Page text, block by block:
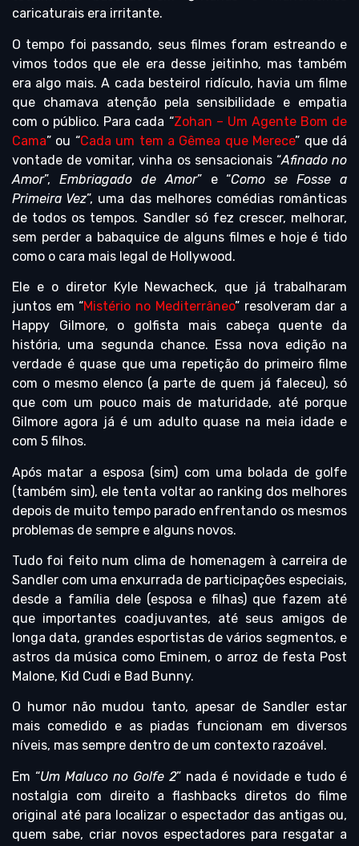
caricaturais era irritante.
O tempo foi passando, seus filmes foram estreando e
vimos todos que ele era desse jeitinho, mas também
era algo mais. A cada besteirol ridículo, havia um filme
que chamava atenção pela sensibilidade e empatia
com o público. Para cada “Zohan – Um Agente Bom de
Cama” ou “Cada um tem a Gêmea que Merece” que dá
vontade de vomitar, vinha os sensacionais “Afinado no
Amor”, Embriagado de Amor” e “Como se Fosse a
Primeira Vez”, uma das melhores comédias românticas
de todos os tempos. Sandler só fez crescer, melhorar,
sem perder a babaquice de alguns filmes e hoje é tido
como o cara mais legal de Hollywood.
Ele e o diretor Kyle Newacheck, que já trabalharam
juntos em “Mistério no Mediterrâneo” resolveram dar a
Happy Gilmore, o golfista mais cabeça quente da
história, uma segunda chance. Essa nova edição na
verdade é quase que uma repetição do primeiro filme
com o mesmo elenco (a parte de quem já faleceu), só
que com um pouco mais de maturidade, até porque
Gilmore agora já é um adulto quase na meia idade e
com 5 filhos.
Após matar a esposa (sim) com uma bolada de golfe
(também sim), ele tenta voltar ao ranking dos melhores
depois de muito tempo parado enfrentando os mesmos
problemas de sempre e alguns novos.
Tudo foi feito num clima de homenagem à carreira de
Sandler com uma enxurrada de participações especiais,
desde a família dele (esposa e filhas) que fazem até
que importantes coadjuvantes, até seus amigos de
longa data, grandes esportistas de vários segmentos, e
astros da música como Eminem, o arroz de festa Post
Malone, Kid Cudi e Bad Bunny.
O humor não mudou tanto, apesar de Sandler estar
mais comedido e as piadas funcionam em diversos
níveis, mas sempre dentro de um contexto razoável.
Em “Um Maluco no Golfe 2” nada é novidade e tudo é
nostalgia com direito a flashbacks diretos do filme
original até para localizar o espectador das antigas ou,
quem sabe, criar novos espectadores para resgatar a